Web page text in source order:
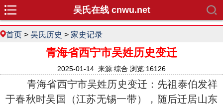
吴氏在线 cnwu.net
首页 > 吴氏历史 > 家史记录
青海省西宁市吴姓历史变迁
2025-01-14 来源:综合 浏览:16126
青海省西宁市吴姓历史变迁：先祖泰伯发祥
于春秋时吴国（江苏无锡一带），随后迁居山东